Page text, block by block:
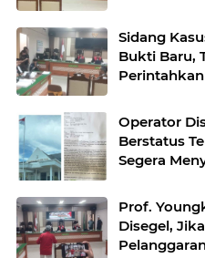
Sidang
Bukti Baru,
Operator
Berstatus
Segera
Prof.
Disegel,